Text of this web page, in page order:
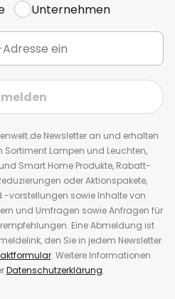
Unternehmen
Newsletter an und erhalten
Lampen und Leuchten,
Smart Home Produkte, Rabatt-
oder Aktionspakete,
-vorstellungen sowie Inhalte von
und Umfragen sowie Anfragen für
Eine Abmeldung ist
den Sie in jedem Newsletter
. Weitere Informationen
Datenschutzerklärung.